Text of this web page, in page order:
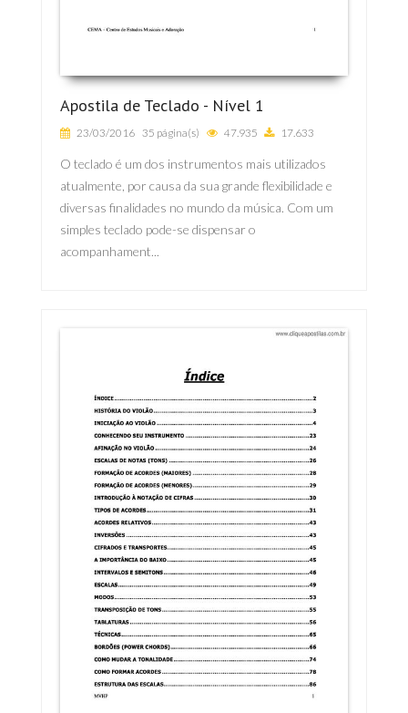
Apostila de Teclado - Nível 1
23/03/2016 35 página(s) 47.935 17.633
O teclado é um dos instrumentos mais utilizados
atualmente, por causa da sua grande flexibilidade e
diversas finalidades no mundo da música. Com um
simples teclado pode-se dispensar o
acompanhament...